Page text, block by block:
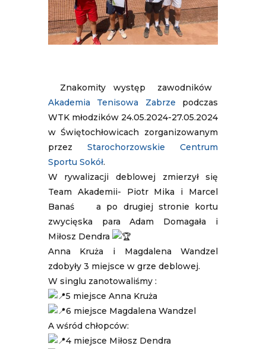
Znakomity występ zawodników
Akademia Tenisowa Zabrze podczas
WTK młodzików 24.05.2024-27.05.2024
w Świętochłowicach zorganizowanym
przez Starochorzowskie Centrum
Sportu Sokół.
W rywalizacji deblowej zmierzył się
Team Akademii- Piotr Mika i Marcel
Banaś a po drugiej stronie kortu
zwycięska para Adam Domagała i
Miłosz Dendra
Anna Kruża i Magdalena Wandzel
zdobyły 3 miejsce w grze deblowej.
W singlu zanotowaliśmy :
5 miejsce Anna Kruża
6 miejsce Magdalena Wandzel
A wśród chłopców:
4 miejsce Miłosz Dendra